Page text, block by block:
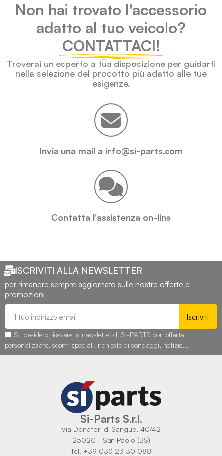
Non hai trovato l'accessorio
adatto al tuo veicolo?
CONTATTACI!
Troverai un esperto a tua disposizione per guidarti
nella selezione del prodotto più adatto alle tue
esigenze.
Invia una mail a info@si-parts.com
Contatta l'assistenza on-line
ISCRIVITI ALLA NEWSLETTER
per rimanere sempre aggiornato sulle nostre offerte e
promozioni
Iscriviti
Sì, desidero ricevere la newsletter di SI-PARTS con offerte
personalizzate, sconti speciali, richieste di sondaggi, notizie...
Si-Parts S.r.l.
Via Donatori di Sangue, 40/42
25020 - San Paolo (BS)
tel. +39 030 23 30 088